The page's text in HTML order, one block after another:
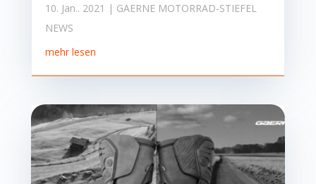
10. Jan.. 2021 | GAERNE MOTORRAD-STIEFEL
NEWS
mehr lesen